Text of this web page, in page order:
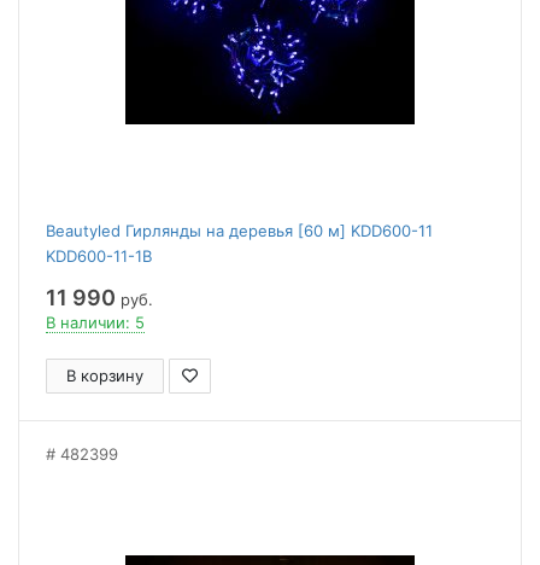
Beautyled Гирлянды на деревья [60 м] KDD600-11
KDD600-11-1B
11 990 руб.
В наличии: 5
В корзину
482399